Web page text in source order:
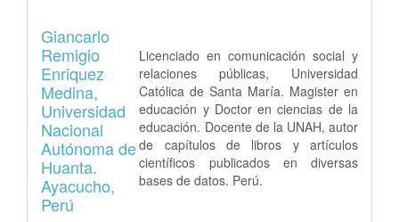
Giancarlo
Remigio
Enriquez
Medina,
Universidad
Nacional
Autónoma de
Huanta.
Ayacucho,
Perú
Licenciado en comunicación social y
relaciones públicas, Universidad
Católica de Santa María. Magister en
educación y Doctor en ciencias de la
educación. Docente de la UNAH, autor
de capítulos de libros y artículos
científicos publicados en diversas
bases de datos. Perú.